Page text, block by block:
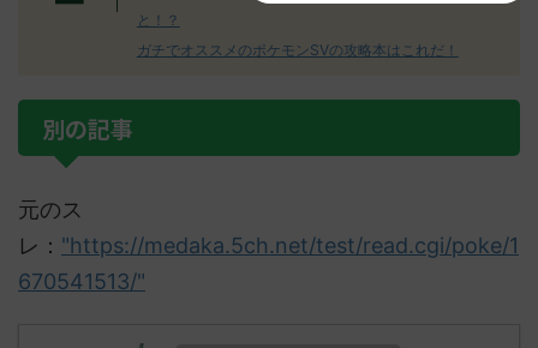
と！？
ガチでオススメのポケモンSVの攻略本はこれだ！
別の記事
元のス
レ： "https://medaka.5ch.net/test/read.cgi/poke/1
670541513/"